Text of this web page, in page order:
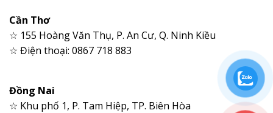
Cần Thơ
☆ 155 Hoàng Văn Thụ, P. An Cư, Q. Ninh Kiều
☆ Điện thoại: 0867 718 883
Đồng Nai
☆ Khu phố 1, P. Tam Hiệp, TP. Biên Hòa